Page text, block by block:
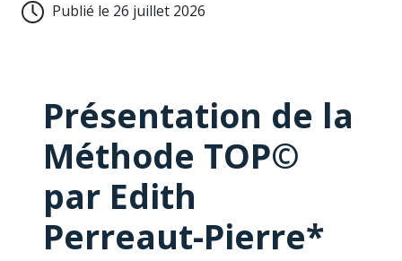
Publié le 26 juillet 2026
Présentation de la
Méthode TOP©
par Edith
Perreaut-Pierre*